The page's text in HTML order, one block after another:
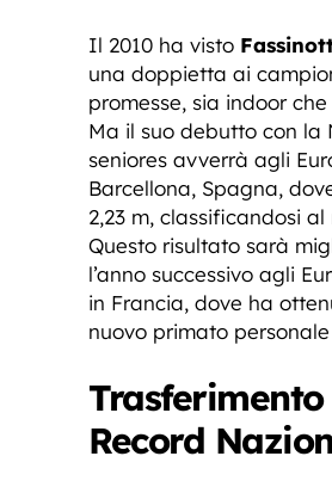
Il 2010 ha visto
una doppietta ai
promesse, sia indoor che
Ma il suo debutto con la
seniores avverrà agli
Barcellona, Spagna,
2,23 m, classificandosi al
Questo risultato sarà
l’anno successivo agli
in Francia, dove ha
nuovo primato personale
Trasferimento
Record